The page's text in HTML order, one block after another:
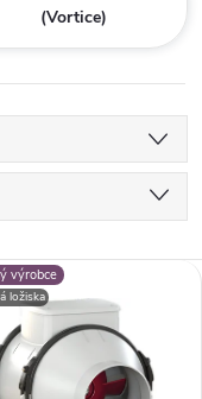
(Vortice)
ložiska
výrobce